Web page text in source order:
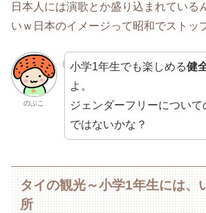
日本人には演歌とか盛り込まれている
いｗ日本のイメージって昭和でストッ
のぷこ
小学1年生でも楽しめる健
よ。
ジェンダーフリーについ
ではないかな？
タイの観光～小学1年生には、
所